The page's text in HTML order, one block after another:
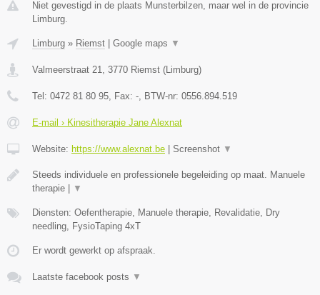
Niet gevestigd in de plaats Munsterbilzen, maar wel in de provincie
Limburg.
Limburg » Riemst Google maps ▼
Valmeerstraat 21 3770 Riemst ( Limburg)
Tel: 0472 81 80 95 , Fax: - , BTW-nr: 0556.894.519
E-mail › Kinesitherapie Jane Alexnat
Website: https://www.alexnat.be Screenshot ▼
Steeds individuele en professionele begeleiding op maat. Manuele
therapie |
▼
Diensten: Oefentherapie, Manuele therapie, Revalidatie, Dry
needling, FysioTaping 4xT
Er wordt gewerkt op afspraak.
Laatste facebook posts ▼